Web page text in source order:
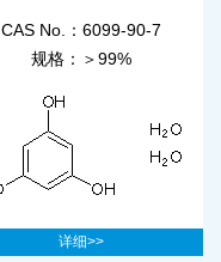
CAS No.：6099-90-7
规格：＞99%
详细>>